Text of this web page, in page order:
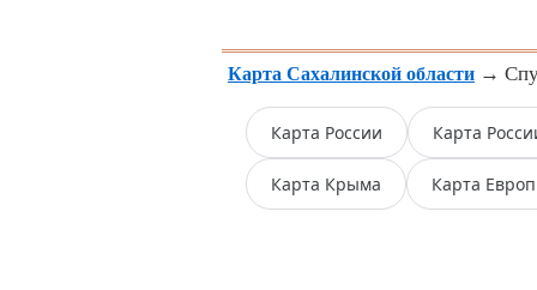
Карта Сахалинской области →
Карта России Карта
Карта Крыма Карта